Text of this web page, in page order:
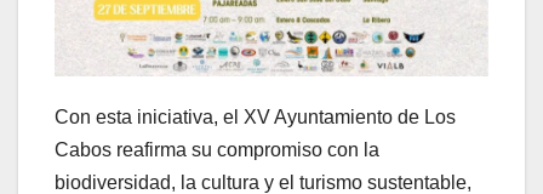
Con esta iniciativa, el XV Ayuntamiento de Los
Cabos reafirma su compromiso con la
biodiversidad, la cultura y el turismo sustentable,